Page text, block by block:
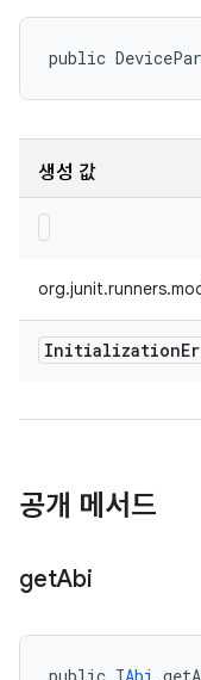
public
생성 값
Initialization
공개 메서드
getAbi